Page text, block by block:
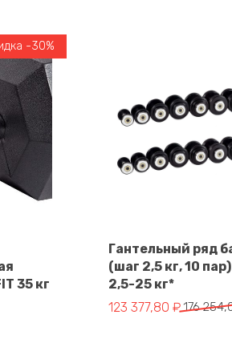
-30%
35 кг
15 887,00 ₽.
Гантельный ряд
(шаг 2,5 кг, 10
2,5-25 кг*
176
Первоначальная
123 377,80 ₽
Текущая цена: 123